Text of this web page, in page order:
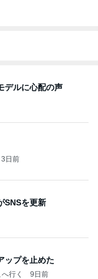
デルに心配の声
3日前
SNSを更新
ップを止めた
行く 9日前